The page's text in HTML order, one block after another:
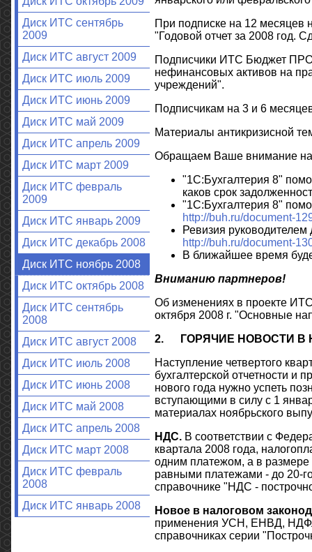
Диск ИТС сентябрь
2009
Диск ИТС август 2009
Диск ИТС июль 2009
Диск ИТС июнь 2009
Диск ИТС май 2009
Диск ИТС апрель 2009
Диск ИТС март 2009
Диск ИТС февраль
2009
Диск ИТС январь 2009
Диск ИТС декабрь 2008
Диск ИТС ноябрь 2008
Диск ИТС октябрь 2008
Диск ИТС сентябрь
2008
Диск ИТС август 2008
Диск ИТС июль 2008
Диск ИТС июнь 2008
Диск ИТС май 2008
Диск ИТС апрель 2008
Диск ИТС март 2008
Диск ИТС февраль
2008
Диск ИТС январь 2008
При подписке на 12
"Годовой отчет за 2008 год.
Подписчики ИТС Бюджет
нефинансовых активов на
учреждений".
Подписчикам на 3 и 6
Материалы антикризисной
Обращаем Ваше внимание на
"1С:Бухгалтерия 8"
каков срок
"1С:Бухгалтерия 8"
http://buh.ru/document-
Ревизия
http://buh.ru/document-
В ближайшее время
Вниманию партнеров!
Об изменениях в проекте
октября 2008 г. "Основные
2.
ГОРЯЧИЕ НОВОСТИ
Наступление четвертого
бухгалтерской отчетности и
нового года нужно успеть
вступающими в силу с 1
материалах ноябрьского
НДС.В соответствии с
квартала 2008 года,
одним платежом, а в
равными платежами - до 20-
справочнике "НДС -
Новое в налоговом
применения УСН, ЕНВД,
справочниках серии